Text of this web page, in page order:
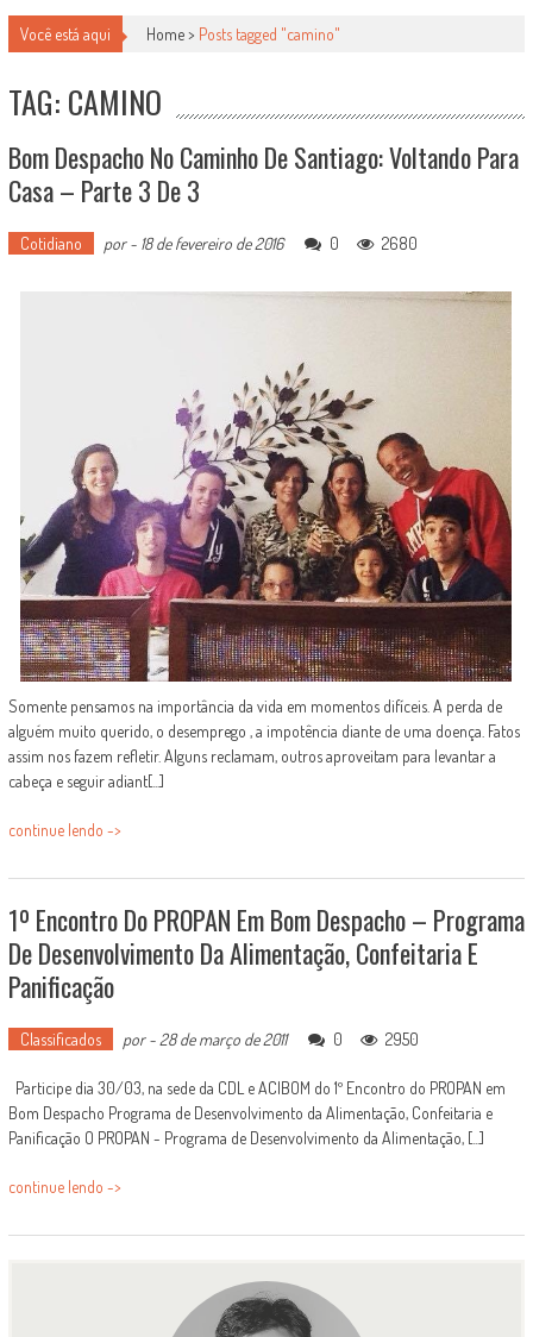
Você está aqui Home > Posts tagged "camino"
TAG: CAMINO
Bom Despacho No Caminho De Santiago: Voltando Para
Casa – Parte 3 De 3
Cotidiano por- 18 de fevereiro de 2016 0 2680
Somente pensamos na importância da vida em momentos difíceis. A perda de
alguém muito querido, o desemprego , a impotência diante de uma doença. Fatos
assim nos fazem refletir. Alguns reclamam, outros aproveitam para levantar a
cabeça e seguir adiant[...]
continue lendo ->
1º Encontro Do PROPAN Em Bom Despacho – Programa
De Desenvolvimento Da Alimentação, Confeitaria E
Panificação
Classificados por-28 de março de 2011 0 2950
Participe dia 30/03, na sede da CDL e ACIBOM do 1º Encontro do PROPAN em
Bom Despacho Programa de Desenvolvimento da Alimentação, Confeitaria e
Panificação O PROPAN - Programa de Desenvolvimento da Alimentação, [...]
continue lendo ->